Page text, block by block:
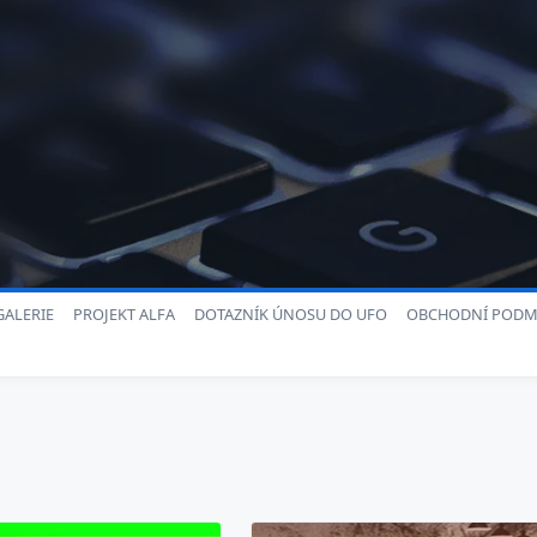
PROJEKT ALFA DOTAZNÍK ÚNOSU DO UFO OBCHODNÍ